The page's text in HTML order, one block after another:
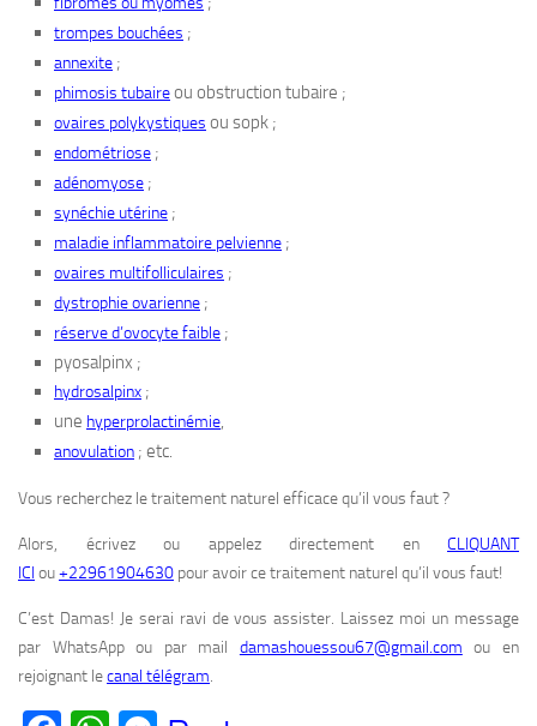
trompes bouchées ;
annexite ;
phimosis tubaireou obstruction tubaire ;
ovaires polykystiques ou sopk ;
endométriose ;
adénomyose ;
synéchie utérine ;
maladie inflammatoire pelvienne ;
ovaires multifolliculaires ;
dystrophie ovarienne ;
réserve d’ovocyte faible ;
pyosalpinx ;
hydrosalpinx ;
une hyperprolactinémie,
anovulation ; etc.
Vous recherchez le traitement naturel efficace qu’il vous faut ?
Alors, écrivez ou appelez directement en CLIQUANT
ICI ou+22961904630 pour avoir ce traitement naturel qu’il vous faut!
C’est Damas! Je serai ravi de vous assister. Laissez moi un message
par WhatsApp ou par mail damashouessou67@gmail.com ou en
rejoignant lecanal télégram.